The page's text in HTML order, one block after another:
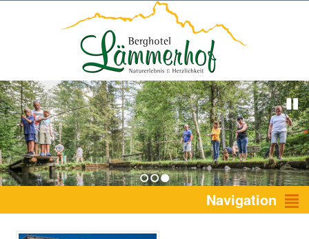
1 2 3 Navigation